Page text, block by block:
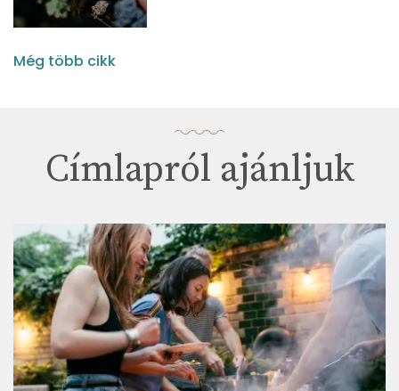
Még több cikk
Címlapról ajánljuk